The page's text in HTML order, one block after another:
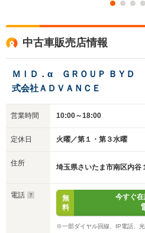
中古車販売店情報
ＭＩＤ．α ＧＲＯＵＰ ＢＹＤ
式会社ＡＤＶＡＮＣＥ
営業時間 10:00～18:00
定休日 火曜／第１・第３水曜
住所 埼玉県さいたま市南区内谷
電話
無
料
今すぐ
※一部ダイヤル回線、IP電話、光